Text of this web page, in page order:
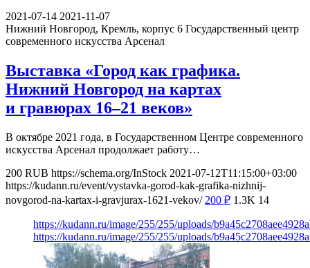
2021-07-14 2021-11-07
Нижний Новгород, Кремль, корпус 6 Государственный центр
современного искусства Арсенал
Выставка «Город как графика.
Нижний Новгород на картах
и гравюрах 16–21 веков»
В октябре 2021 года, в Государственном Центре современного
искусства Арсенал продолжает работу…
200 RUB https://schema.org/InStock 2021-07-12T11:15:00+03:00
https://kudann.ru/event/vystavka-gorod-kak-grafika-nizhnij-
novgorod-na-kartax-i-gravjurax-1621-vekov/ 200 ₽ 1.3K 14
https://kudann.ru/image/255/255/uploads/
https://kudann.ru/image/255/255/uploads/